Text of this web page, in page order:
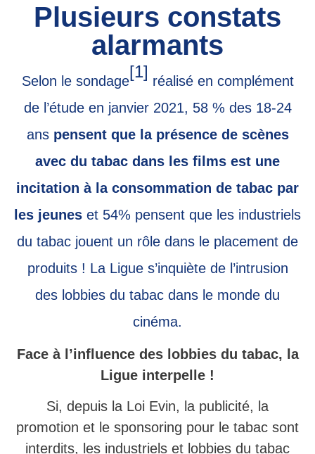
Plusieurs constats
alarmants
Selon le sondage[1] réalisé en complément
de l’étude en janvier 2021, 58 % des 18-24
ans pensent que la présence de scènes
avec du tabac dans les films est une
incitation à la consommation de tabac par
les jeunes et 54% pensent que les industriels
du tabac jouent un rôle dans le placement de
produits ! La Ligue s’inquiète de l’intrusion
des lobbies du tabac dans le monde du
cinéma.
Face à l’influence des lobbies du tabac, la
Ligue interpelle !
Si, depuis la Loi Evin, la publicité, la
promotion et le sponsoring pour le tabac sont
interdits, les industriels et lobbies du tabac